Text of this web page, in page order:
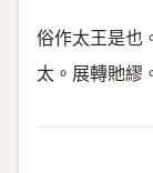
俗作太王是也
太。展轉貤繆